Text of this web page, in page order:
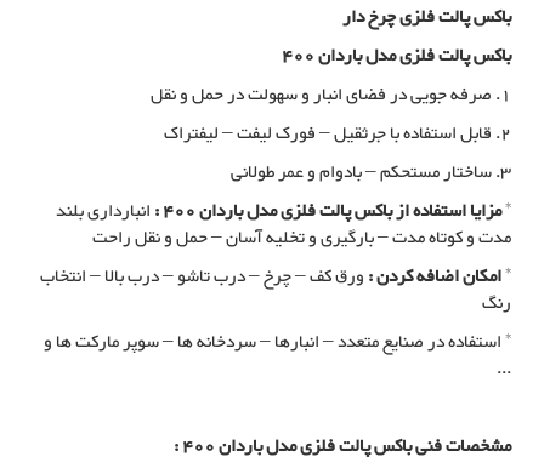
باکس پالت فلزی چرخ دار
باکس پالت فلزی مدل باردان 400
1. صرفه جویی در فضای انبار و سهولت در حمل و نقل
2. قابل استفاده با جرثقیل – فورک لیفت – لیفتراک
3. ساختار مستحکم – بادوام و عمر طولانی
*مزایا استفاده از باکس پالت فلزی مدل باردان 400 :
انبارداری بلند
مدت و کوتاه مدت – بارگیری و تخلیه آسان – حمل و نقل راحت
*امکان اضافه کردن :ورق کف – چرخ – درب تاشو – درب بالا – انتخاب
رنگ
* استفاده در صنایع متعدد – انبارها – سردخانه ها – سوپر مارکت ها و
...
مشخصات فنی باکس پالت فلزی مدل باردان 400 :